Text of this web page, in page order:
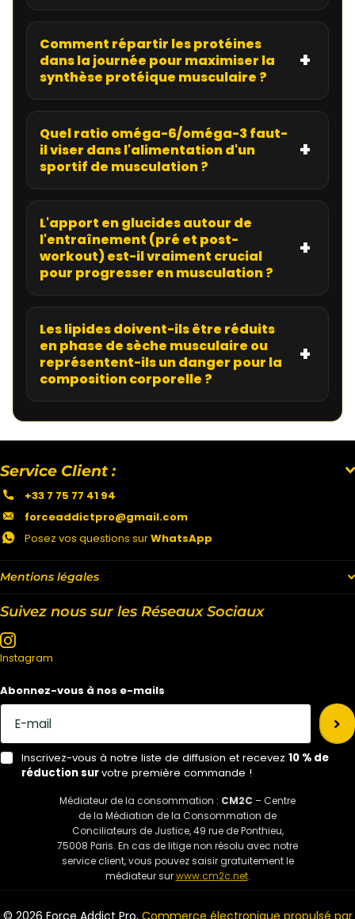
Comment répartir les protéines
dans la journée pour maximiser la
synthèse protéique musculaire ?
Quel ratio oméga-6/oméga-3 faut-
il viser dans l'alimentation d'un
sportif de musculation ?
L'apport en glucides autour de
l'entraînement (pré et post-
workout) est-il vraiment crucial
pour progresser en musculation ?
Les lipides doivent-ils être réduits
en phase de sèche musculaire ou
représentent-ils un danger pour la
composition corporelle ?
Mentions légales
Service Client :
+33 7 75 77 41 94
forceaddictpro@gmail.com
Posez vos questions surWhatsApp
Suivez nous sur les Réseaux Sociaux
Instagram
Abonnez-vous à nos e-mails
Inscrivez-vous à notre liste de diffusion et recevez 10 % de
réduction survotre première commande !
Médiateur de la consommation : CM2C – Centre
de la Médiation de la Consommation de
Conciliateurs de Justice, 49 rue de Ponthieu,
75008 Paris. En cas de litige non résolu avec notre
service client, vous pouvez saisir gratuitement le
médiateur surwww.cm2c.net.
© 2026 Force Addict Pro, Commerce électronique propulsé par